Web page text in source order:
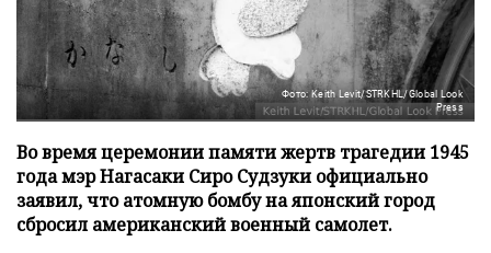
Фото: Keith Levit/STRKHL/Global Look
Press
Во время церемонии памяти жертв трагедии 1945
года мэр Нагасаки Сиро Судзуки официально
заявил, что атомную бомбу на японский город
сбросил американский военный самолет.